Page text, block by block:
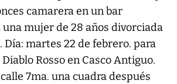
camarera en un bar
una mujer de 28 años divorciada
Día: martes 22 de febrero. para
Rosso en Casco Antiguo.
7ma. una cuadra después